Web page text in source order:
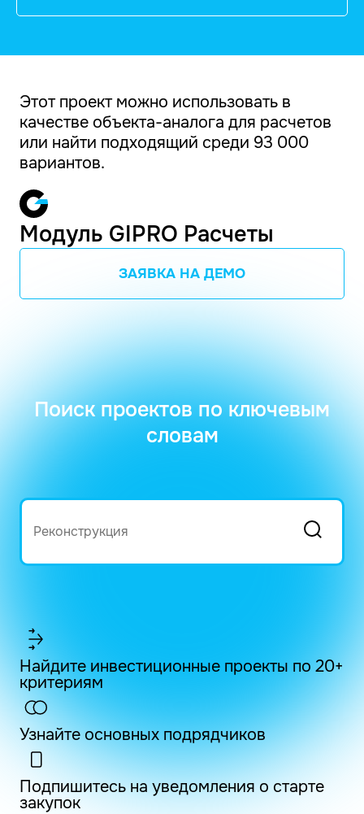
Этот проект можно использовать в
качестве объекта-аналога для расчетов
или найти подходящий среди 93 000
вариантов.
Модуль GIPRO Расчеты
ЗАЯВКА НА ДЕМО
Поиск проектов по ключевым
словам
Найдите инвестиционные проекты по 20+
критериям
Узнайте основных подрядчиков
Подпишитесь на уведомления о старте
закупок